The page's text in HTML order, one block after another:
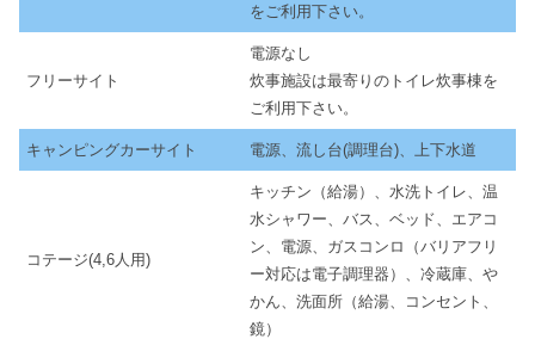
をご利用下さい。
フリーサイト
電源なし
炊事施設は最寄りのトイレ炊事棟を
ご利用下さい。
キャンピングカーサイト 電源、流し台(調理台)、上下水道
コテージ(4,6人用)
キッチン（給湯）、水洗トイレ、温
水シャワー、バス、ベッド、エアコ
ン、電源、ガスコンロ（バリアフリ
ー対応は電子調理器）、冷蔵庫、や
かん、洗面所（給湯、コンセント、
鏡）